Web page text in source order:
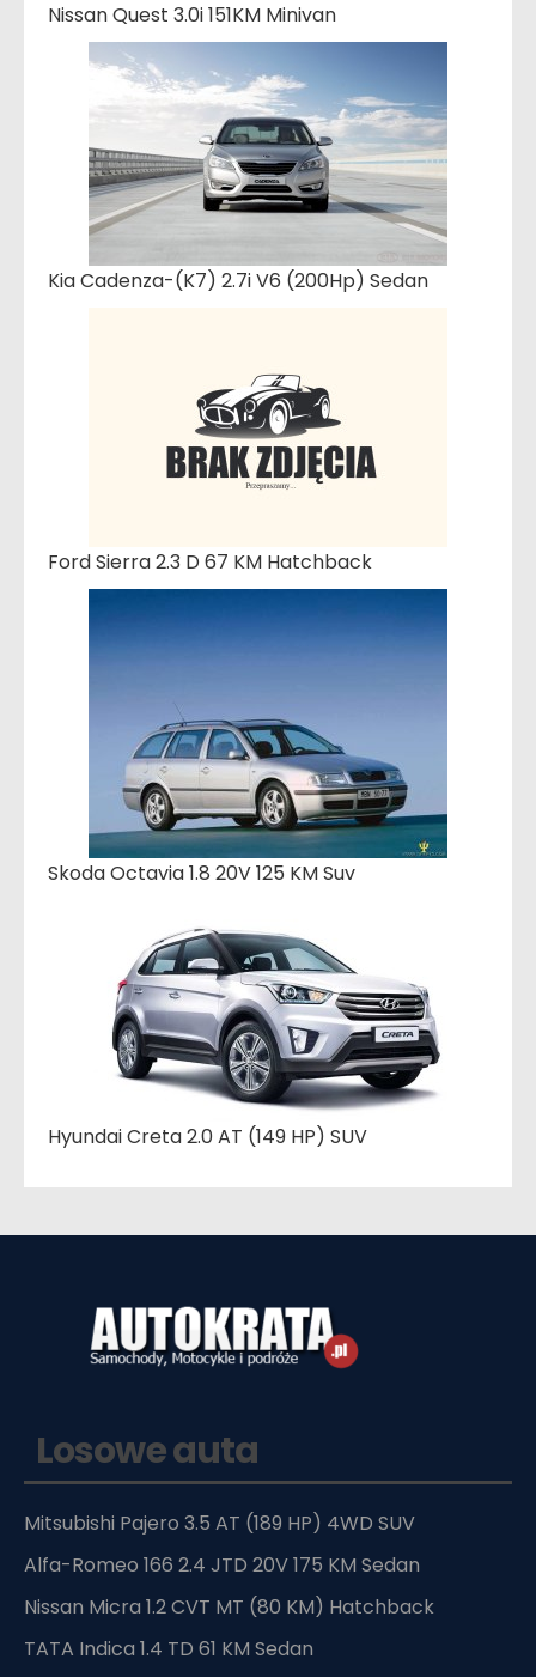
Nissan Quest 3.0i 151KM Minivan
Kia Cadenza-(K7) 2.7i V6 (200Hp) Sedan
Ford Sierra 2.3 D 67 KM Hatchback
Skoda Octavia 1.8 20V 125 KM Suv
Hyundai Creta 2.0 AT (149 HP) SUV
Losowe auta
Mitsubishi Pajero 3.5 AT (189 HP) 4WD SUV
Alfa-Romeo 166 2.4 JTD 20V 175 KM Sedan
Nissan Micra 1.2 CVT MT (80 KM) Hatchback
TATA Indica 1.4 TD 61 KM Sedan